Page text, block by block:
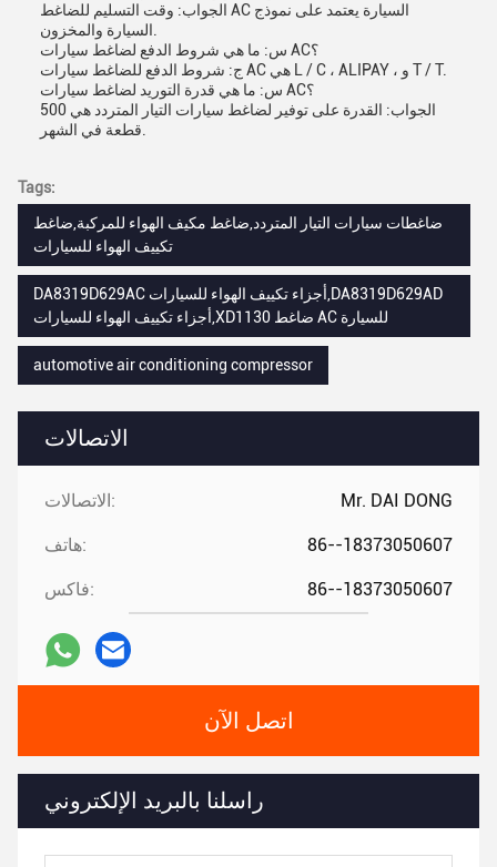
الاتصالات
الاتصالات: Mr. DAI DONG
هاتف: 86--18373050607
فاكس: 86--18373050607
اتصل الآن
راسلنا بالبريد الإلكتروني
الجواب: وقت التسليم للضاغط AC السيارة يعتمد على نموذج
س: ما هي شروط الدفع لضاغط سيارات AC؟
ج: شروط الدفع للضاغط سيارات AC هي L / C ، ALIPAY ، و T / T.
س: ما هي قدرة التوريد لضاغط سيارات AC؟
الجواب: القدرة على توفير لضاغط سيارات التيار المتردد هي 500
Tags:
ضاغطات سيارات التيار المتردد,ضاغط مكيف الهواء للمركبة,ضاغط
تكييف الهواء للسيارات
DA8319D629AC أجزاء تكييف الهواء للسيارات,DA8319D629AD
أجزاء تكييف الهواء للسيارات,XD1130 ضاغط AC للسيارة
automotive air conditioning compressor